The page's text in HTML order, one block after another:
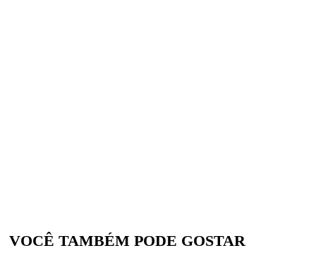
VOCÊ TAMBÉM PODE GOSTAR